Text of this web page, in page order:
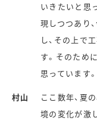
いきたいと思
現しつつあり
し、その上で
す。そのため
思っています。
村山
ここ数年、夏
境の変化が激